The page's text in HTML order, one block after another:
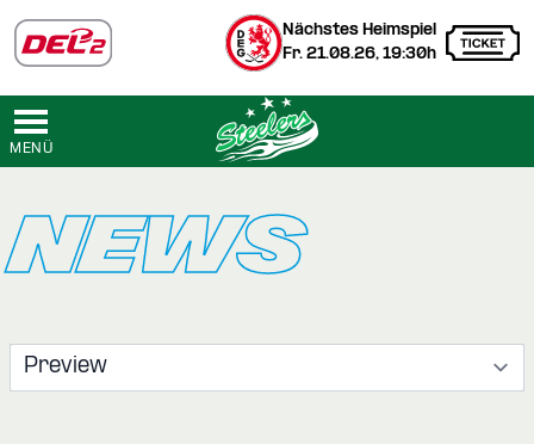
Nächstes Heimspiel
Fr. 21.08.26, 19:30h
MENÜ
NEWS